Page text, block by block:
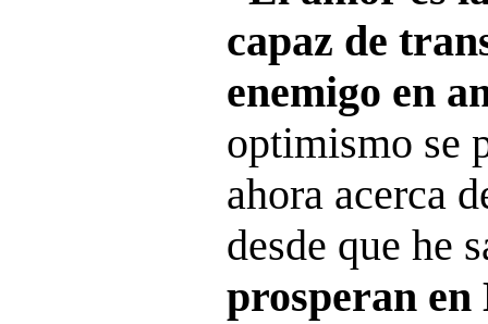
capaz de
enemigo en
optimismo se
ahora acerca
desde que he
prosperan en